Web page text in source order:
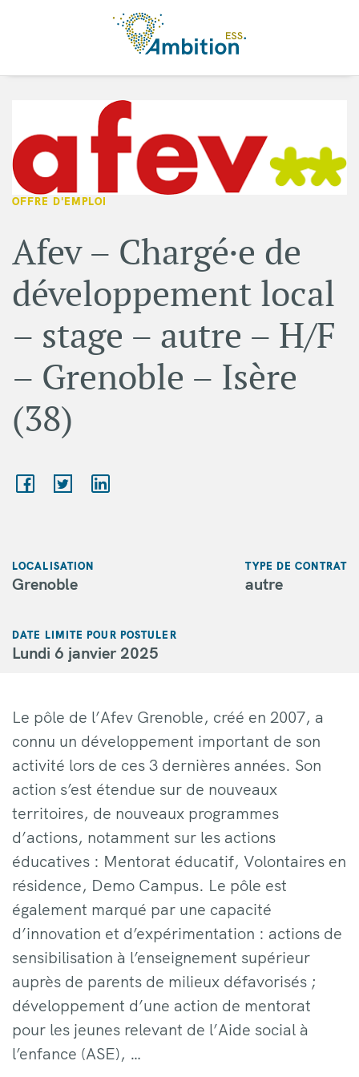
Aller au contenu principal
OFFRE D'EMPLOI
Afev – Chargé·e de
développement local
– stage – autre – H/F
– Grenoble – Isère
(38)
LOCALISATION
Grenoble
TYPE DE CONTRAT
autre
DATE LIMITE POUR POSTULER
Lundi 6 janvier 2025
Le pôle de l’Afev Grenoble, créé en 2007, a
connu un développement important de son
activité lors de ces 3 dernières années. Son
action s’est étendue sur de nouveaux
territoires, de nouveaux programmes
d’actions, notamment sur les actions
éducatives : Mentorat éducatif, Volontaires en
résidence, Demo Campus. Le pôle est
également marqué par une capacité
d’innovation et d’expérimentation : actions de
sensibilisation à l’enseignement supérieur
auprès de parents de milieux défavorisés ;
développement d’une action de mentorat
pour les jeunes relevant de l’Aide social à
l’enfance (ASE), …